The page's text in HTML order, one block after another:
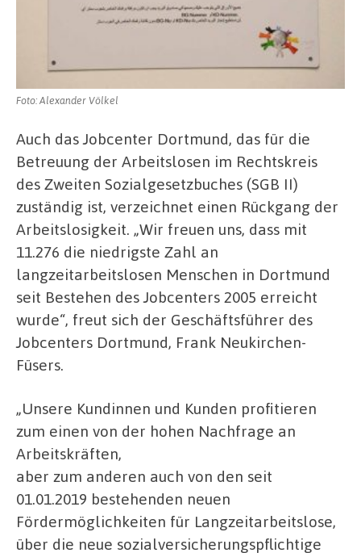
Foto: Alexander Völkel
Auch das Jobcenter Dortmund, das für die
Betreuung der Arbeitslosen im Rechtskreis
des Zweiten Sozialgesetzbuches (SGB II)
zuständig ist, verzeichnet einen Rückgang der
Arbeitslosigkeit. „Wir freuen uns, dass mit
11.276 die niedrigste Zahl an
langzeitarbeitslosen Menschen in Dortmund
seit Bestehen des Jobcenters 2005 erreicht
wurde“, freut sich der Geschäftsführer des
Jobcenters Dortmund, Frank Neukirchen-
Füsers.
„Unsere Kundinnen und Kunden profitieren
zum einen von der hohen Nachfrage an
Arbeitskräften,
aber zum anderen auch von den seit
01.01.2019 bestehenden neuen
Fördermöglichkeiten für Langzeitarbeitslose,
über die neue sozialversicherungspflichtige